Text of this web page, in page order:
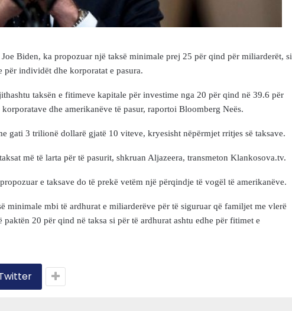
Biden, ka propozuar një taksë minimale prej 25 për qind për miliarderët, si
për individët dhe korporatat e pasura.
taksën e fitimeve kapitale për investime nga 20 për qind në 39.6 për
dhe amerikanëve të pasur, raportoi Bloomberg Neës.
gati 3 trilionë dollarë gjatë 10 viteve, kryesisht nëpërmjet rritjes së taksave.
më të larta për të pasurit, shkruan Aljazeera, transmeton Klankosova.tv.
e taksave do të prekë vetëm një përqindje të vogël të amerikanëve.
minimale mbi të ardhurat e miliarderëve për të siguruar që familjet me vlerë
20 për qind në taksa si për të ardhurat ashtu edhe për fitimet e